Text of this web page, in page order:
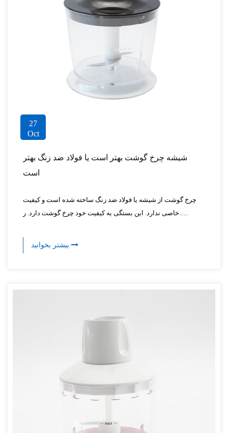
27
Oct
شیشه چرخ گوشت بهتر است یا فولاد ضد زنگ بهتر
است
چرخ گوشت از شیشه یا فولاد ضد زنگ ساخته شده است و کیفیت